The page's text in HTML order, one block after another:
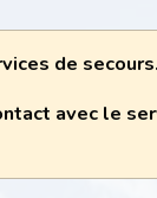
de secours.
avec le